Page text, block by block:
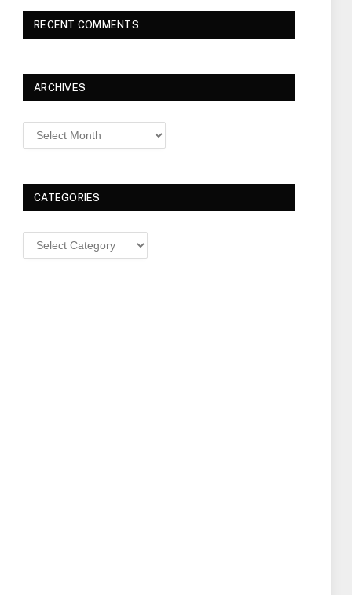
RECENT COMMENTS
ARCHIVES
Archives
CATEGORIES
Categories